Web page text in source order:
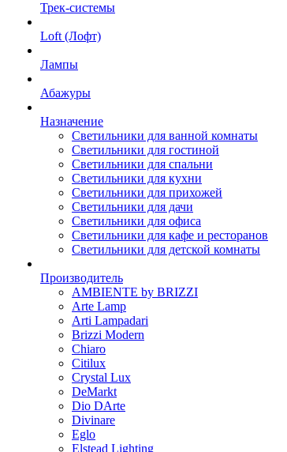
Трек-системы
Loft (Лофт)
Лампы
Абажуры
Назначение
Светильники для ванной комнаты
Светильники для гостиной
Светильники для спальни
Светильники для кухни
Светильники для прихожей
Светильники для дачи
Светильники для офиса
Светильники для кафе и ресторанов
Светильники для детской комнаты
Производитель
AMBIENTE by BRIZZI
Arte Lamp
Arti Lampadari
Brizzi Modern
Chiaro
Citilux
Crystal Lux
DeMarkt
Dio DArte
Divinare
Eglo
Elstead Lighting